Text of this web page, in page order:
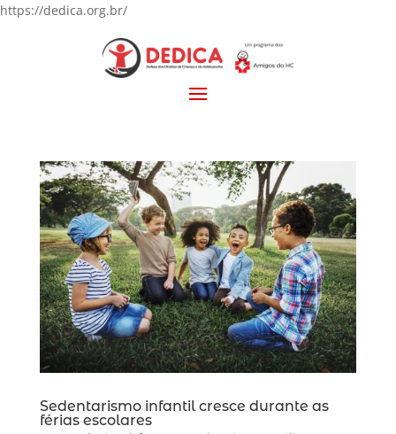
https://dedica.org.br/
Sedentarismo infantil cresce durante as
férias escolares